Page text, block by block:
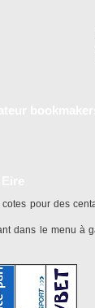
pour des
dans le menu à